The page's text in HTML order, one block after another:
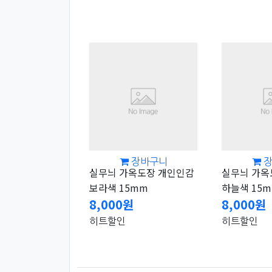
장바구니
실무늬 가옥도장 개인인감
보라색 15mm
8,000원
히트할인
실무늬 가
하늘색
8,000원
히트할인